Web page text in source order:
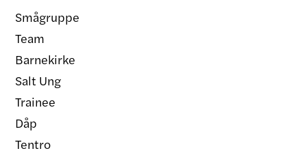
Smågruppe
Team
Barnekirke
Salt Ung
Trainee
Dåp
Tentro